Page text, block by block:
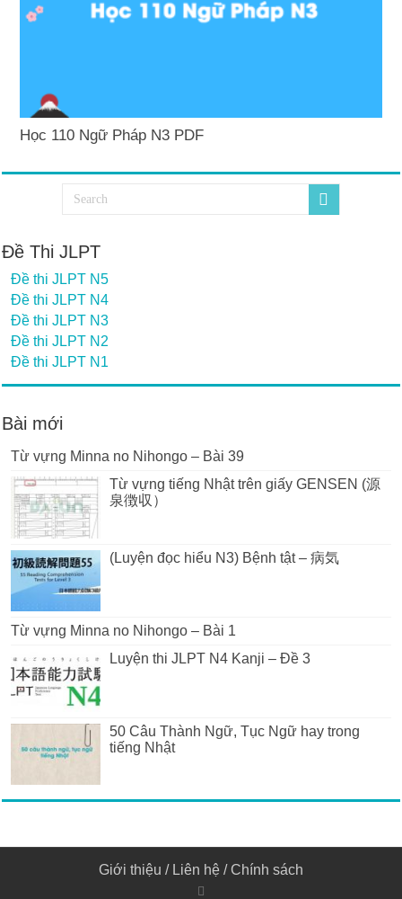
Học 110 Ngữ Pháp N3 PDF
Đề Thi JLPT
Đề thi JLPT N5
Đề thi JLPT N4
Đề thi JLPT N3
Đề thi JLPT N2
Đề thi JLPT N1
Bài mới
Từ vựng Minna no Nihongo – Bài 39
Từ vựng tiếng Nhật trên giấy GENSEN (源
泉徴収）
(Luyện đọc hiểu N3) Bệnh tật – 病気
Từ vựng Minna no Nihongo – Bài 1
Luyện thi JLPT N4 Kanji – Đề 3
50 Câu Thành Ngữ, Tục Ngữ hay trong
tiếng Nhật
Giới thiệu / Liên hệ /Chính sách